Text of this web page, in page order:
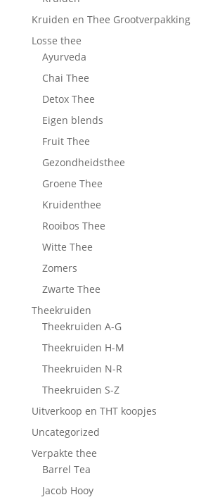
Kruiden en Thee Grootverpakking
Losse thee
Ayurveda
Chai Thee
Detox Thee
Eigen blends
Fruit Thee
Gezondheidsthee
Groene Thee
Kruidenthee
Rooibos Thee
Witte Thee
Zomers
Zwarte Thee
Theekruiden
Theekruiden A-G
Theekruiden H-M
Theekruiden N-R
Theekruiden S-Z
Uitverkoop en THT koopjes
Uncategorized
Verpakte thee
Barrel Tea
Jacob Hooy